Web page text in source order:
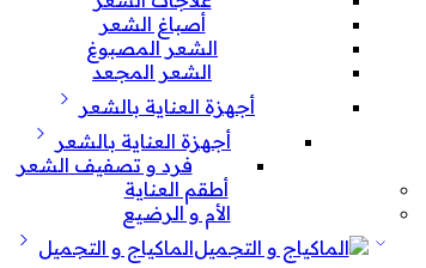
أصباغ الشعر
الشعر المصبوغ
الشعر المجعد
أجهزة العناية بالشعر
أجهزة العناية بالشعر
فرد و تصفيف الشعر
أطقم العناية
الأم و الرضيع
الماكياج و التجميل